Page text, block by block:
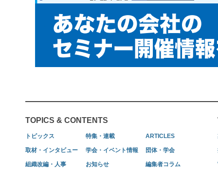
TOPICS & CONTENTS
トピックス 特集・連載 ARTICLES
取材・インタビュー 学会・イベント情報 団体・学会
組織改編・人事 お知らせ 編集者コラム